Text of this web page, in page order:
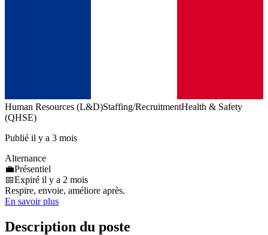
Human Resources (L&D)Staffing/RecruitmentHealth & Safety
(QHSE)
Publié il y a 3 mois
Alternance
💼Présentiel
📅Expiré il y a 2 mois
Respire, envoie, améliore après.
En savoir plus
Description du poste